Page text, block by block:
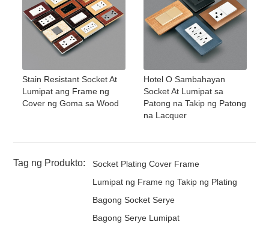
Stain Resistant Socket At
Lumipat ang Frame ng
Cover ng Goma sa Wood
Hotel O Sambahayan
Socket At Lumipat sa
Patong na Takip ng Patong
na Lacquer
Tag ng Produkto:
Socket Plating Cover Frame
Lumipat ng Frame ng Takip ng Plating
Bagong Socket Serye
Bagong Serye Lumipat